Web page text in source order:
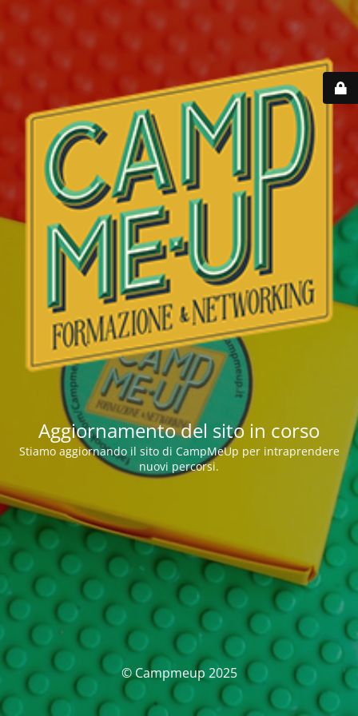
Aggiornamento del sito in corso
Stiamo aggiornando il sito di CampMeUp per intraprendere
nuovi percorsi.
© Campmeup 2025